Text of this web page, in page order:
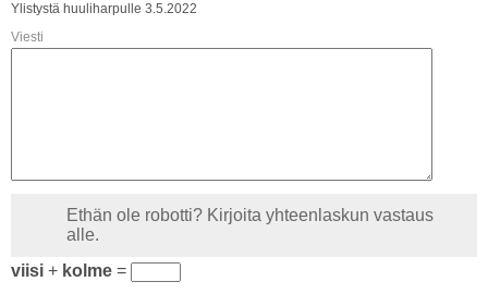
Ylistystä huuliharpulle 3.5.2022
Viesti
Ethän ole robotti? Kirjoita yhteenlaskun vastaus
alle.
viisi + kolme =